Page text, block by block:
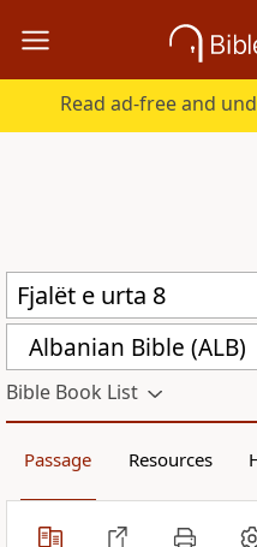
Read ad-free and
Albanian Bible (ALB)
Bible Book List
Passage Resources